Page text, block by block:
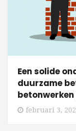
Een solide
duurzame
februari 3,